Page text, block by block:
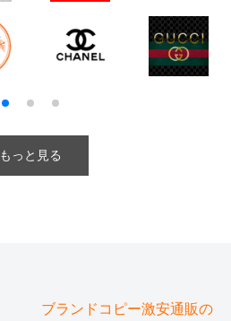
もっと見る
ブランドコピー激安通販の